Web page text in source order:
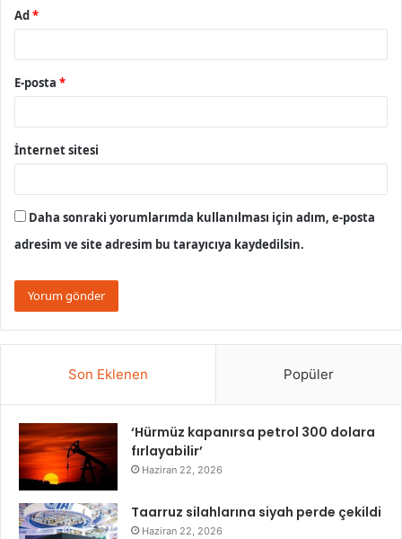
Ad*
E-posta *
İnternet sitesi
Daha sonraki yorumlarımda kullanılması için adım, e-posta
adresim ve site adresim bu tarayıcıya kaydedilsin.
Son Eklenen Popüler
‘Hürmüz kapanırsa petrol 300 dolara
fırlayabilir’
Haziran 22, 2026
Taarruz silahlarına siyah perde çekildi
Haziran 22, 2026